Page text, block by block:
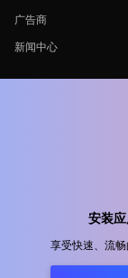
安装
享受快速、流
广告商
新闻中心